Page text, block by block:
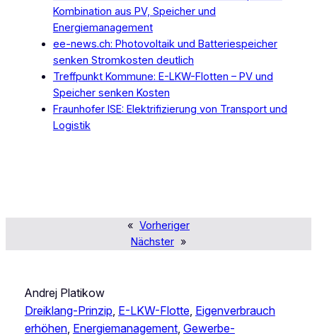
Kombination aus PV, Speicher und
Energiemanagement
ee-news.ch: Photovoltaik und Batteriespeicher
senken Stromkosten deutlich
Treffpunkt Kommune: E-LKW-Flotten – PV und
Speicher senken Kosten
Fraunhofer ISE: Elektrifizierung von Transport und
Logistik
« Vorheriger
Nächster »
Andrej Platikow
Dreiklang-Prinzip E-LKW-Flotte, Eigenverbrauch
erhöhen, Energiemanagement, Gewerbe-